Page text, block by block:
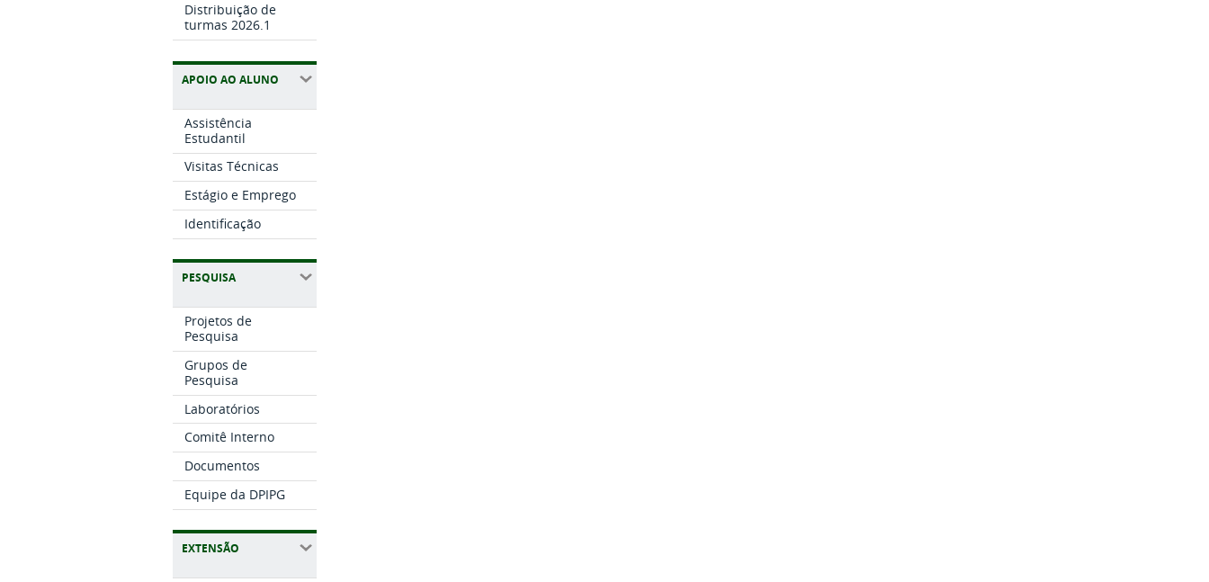
Distribuição de
turmas 2026.1
APOIO AO ALUNO
Assistência
Estudantil
Visitas Técnicas
Estágio e Emprego
Identificação
PESQUISA
Projetos de
Pesquisa
Grupos de
Pesquisa
Laboratórios
Comitê Interno
Documentos
Equipe da DPIPG
EXTENSÃO